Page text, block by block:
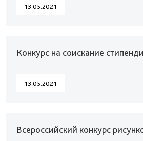
13.05.2021
Конкурс на соискание
13.05.2021
Всероссийский конкурс